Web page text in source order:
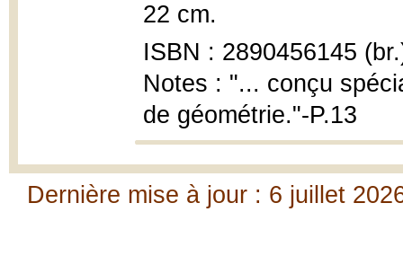
22 cm.
ISBN : 2890456145
Notes : "... conçu
de géométrie."-P.13
Dernière mise à jour : 6 juillet